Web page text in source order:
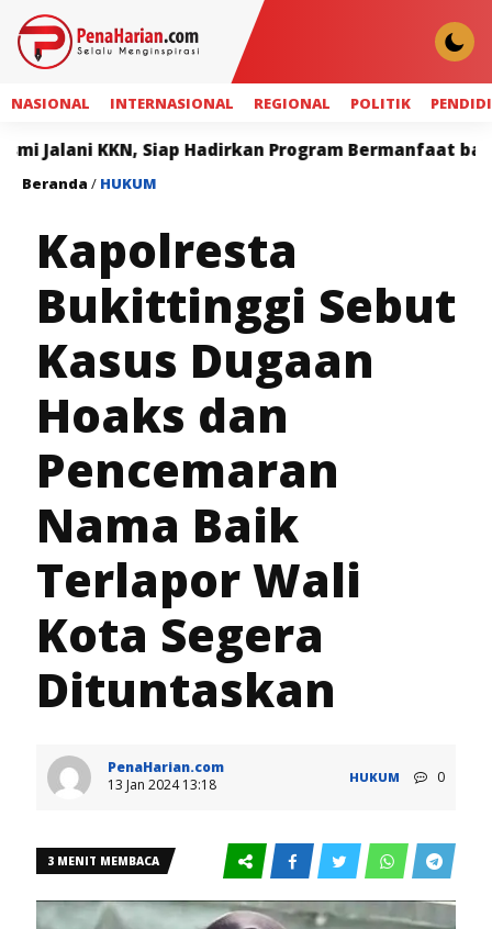
NASIONAL INTERNASIONAL REGIONAL POLITIK
Siap Hadirkan Program Bermanfaat bagi
Beranda / HUKUM
Kapolresta
Bukittinggi Sebut
Kasus Dugaan
Hoaks dan
Pencemaran
Nama Baik
Terlapor Wali
Kota Segera
Dituntaskan
PenaHarian.com
13 Jan 2024 13:18
HUKUM 0
3 MENIT MEMBACA